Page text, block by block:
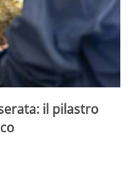
il pilastro